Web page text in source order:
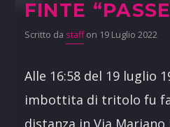
FINTE
Scritto da staffon 19 Luglio 2022
Alle 16:58 del 19 luglio
imbottita di tritolo fu